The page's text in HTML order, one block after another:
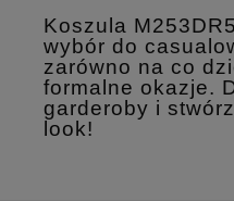
Koszula
wybór do
zarówno na co
formalne okazje.
garderoby i
look!